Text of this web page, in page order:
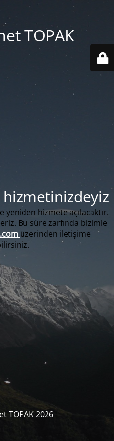
TOPAK
hizmetinizdeyiz
yeniden hizmete açılacaktır.
Bu süre zarfında bizimle
üzerinden iletişime
TOPAK 2026